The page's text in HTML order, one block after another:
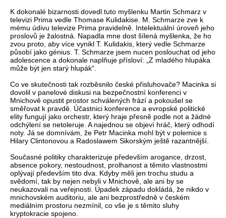
K dokonalé bizarnosti dovedl tuto myšlenku Martin Schmarz v
televizi Prima vedle Thomase Kulidakise. M. Schmarze zve k
mému údivu televize Prima pravidelně. Intelektuální úroveň jeho
proslovů je žalostná. Napadla mne dost šílená myšlenka, že ho
zvou proto, aby více vynikl T. Kulidakis, který vedle Schmarze
působí jako génius. T. Schmarze jsem nucen poslouchat od jeho
adolescence a dokonale naplňuje přísloví: „Z mladého hlupáka
může být jen starý hlupák“.
Co ve skutečnosti tak rozběsnilo české přisluhovače? Macinka si
dovolil v panelové diskusi na bezpečnostní konferenci v
Mnichově opustit prostor schválených frází a pokoušel se
směřovat k pravdě. Účastnici konference a evropské politické
elity fungují jako orchestr, který hraje přesně podle not a žádné
odchýlení se netoleruje. A najednou se objeví hráč, který odhodí
noty. Já se domnívám, že Petr Macinka mohl být v polemice s
Hilary Clintonovou a Radoslawem Sikorským ještě razantnější.
Současné politiky charakterizuje především arogance, drzost,
absence pokory, nestoudnost, prolhanost a těmito vlastnostmi
oplývají především tito dva. Kdyby měli jen trochu studu a
svědomí, tak by nejen nebyli v Mnichově, ale ani by se
neukazovali na veřejnosti. Úpadek západu dokládá, že nikdo v
mnichovském auditoriu, ale ani bezprostředně v českém
mediálním prostoru nezmínil, co vše je s těmito sluhy
kryptokracie spojeno.